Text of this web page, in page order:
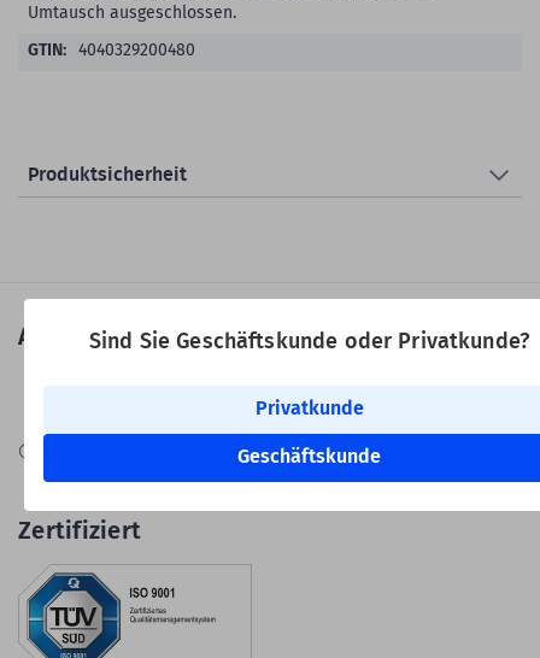
Sind Sie Geschäftskunde oder Privatkunde?
Privatkunde
Geschäftskunde
Umtausch ausgeschlossen.
4040329200480
Produktsicherheit
Ausgezeichnete Qualität
Zertifiziert